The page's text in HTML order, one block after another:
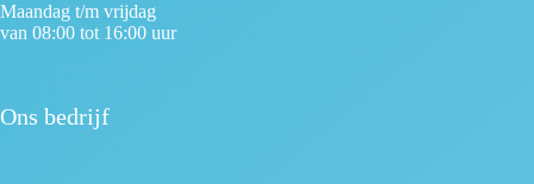
Maandag t/m vrijdag
van 08:00 tot 16:00 uur
Ons bedrijf